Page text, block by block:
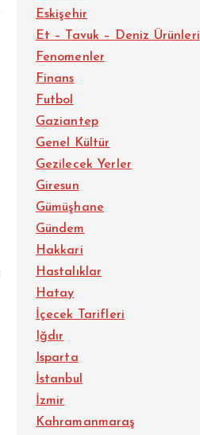
Eskişehir
Et – Tavuk – Deniz Ürünleri
Fenomenler
Finans
Futbol
Gaziantep
Genel Kültür
Gezilecek Yerler
Giresun
Gümüşhane
Gündem
Hakkari
Hastalıklar
Hatay
İçecek Tarifleri
Iğdır
Isparta
İstanbul
İzmir
Kahramanmaraş